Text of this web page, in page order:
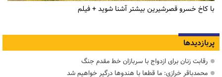
با کاخ خسرو قصرشیرین بیشتر آشنا شوید + فیلم
پربازدیدها
رقابت زنان برای ازدواج با سربازان خط مقدم جنگ
محمدباقر خرازی: ما قطعا با هندوها درگیر خواهیم شد